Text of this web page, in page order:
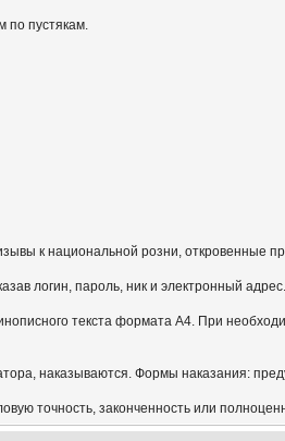
по пустякам.
к национальной розни, откровенные
логин, пароль, ник и электронный адрес.
текста формата А4. При
наказываются. Формы наказания:
точность, законченность или